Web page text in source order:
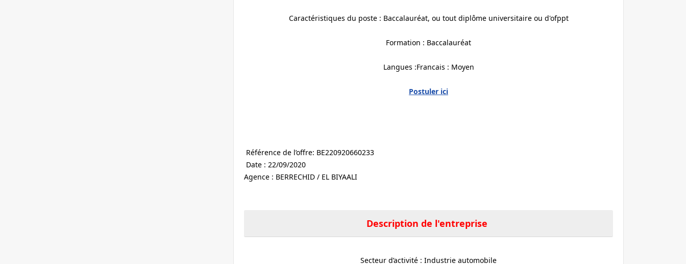
Caractéristiques du poste : Baccalauréat, ou tout diplôme universitaire ou d'ofppt
Formation : Baccalauréat
Langues :Francais : Moyen
Postuler ici
Référence de l’offre: BE220920660233
Date : 22/09/2020
Agence : BERRECHID / EL BIYAALI
Description de l'entreprise
Secteur d’activité : Industrie automobile